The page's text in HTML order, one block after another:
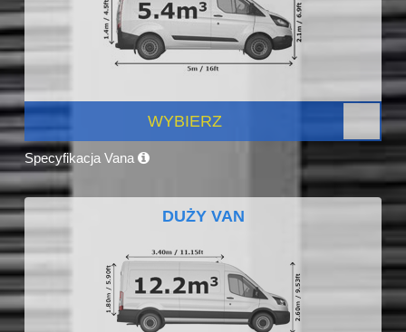
WYBIERZ
Specyfikacja Vana
DUŻY VAN